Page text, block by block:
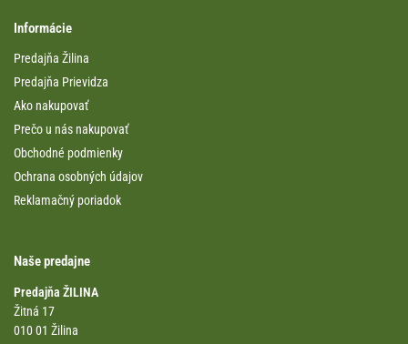
Informácie
Predajňa Žilina
Predajňa Prievidza
Ako nakupovať
Prečo u nás nakupovať
Obchodné podmienky
Ochrana osobných údajov
Reklamačný poriadok
Naše predajne
Predajňa ŽILINA
Žitná 17
010 01 Žilina